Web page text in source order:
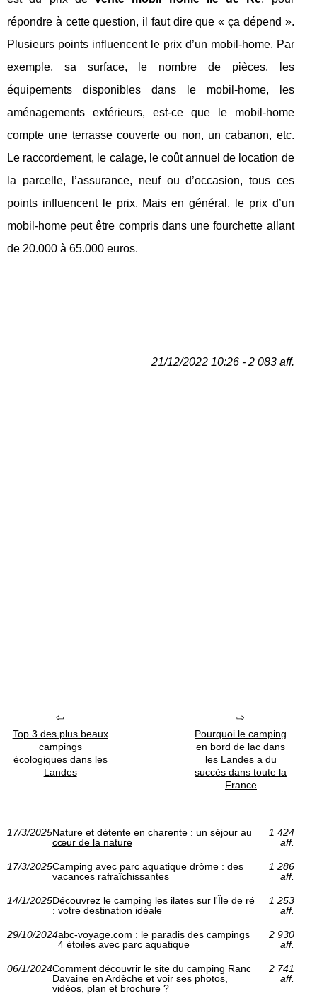
répondre à cette question, il faut dire que « ça dépend ».
Plusieurs points influencent le prix d’un mobil-home. Par
exemple, sa surface, le nombre de pièces, les
équipements disponibles dans le mobil-home, les
aménagements extérieurs, est-ce que le mobil-home
compte une terrasse couverte ou non, un cabanon, etc.
Le raccordement, le calage, le coût annuel de location de
la parcelle, l’assurance, neuf ou d’occasion, tous ces
points influencent le prix. Mais en général, le prix d’un
mobil-home peut être compris dans une fourchette allant
de 20.000 à 65.000 euros.
21/12/2022 10:26 - 2 083 aff.
Top 3 des plus beaux
campings
écologiques dans les
Landes
Pourquoi le camping
en bord de lac dans
les Landes a du
succès dans toute la
France
17/3/2025Nature et détente en charente : un séjour au
cœur de la nature
1 424
aff.
17/3/2025Camping avec parc aquatique drôme : des
vacances rafraîchissantes
1 286
aff.
14/1/2025Découvrez le camping les ilates sur l'Île de ré
: votre destination idéale
1 253
aff.
29/10/2024abc-voyage.com : le paradis des campings
4 étoiles avec parc aquatique
2 930
aff.
06/1/2024Comment découvrir le site du camping Ranc
Davaine en Ardèche et voir ses photos,
vidéos, plan et brochure ?
2 741
aff.